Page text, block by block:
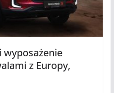
wyposażenie
z Europy,